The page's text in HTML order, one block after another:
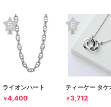
ライオンハート
￥4,400 ￥3,712